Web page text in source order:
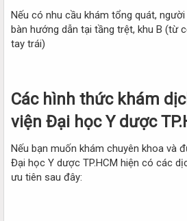
Nếu có nhu cầu khám tổng quát,
bàn hướng dẫn tại tầng trệt, khu B (từ
tay trái)
Các hình thức khám
viện Đại học Y dược
Nếu bạn muốn khám chuyên khoa và
Đại học Y dược TP.HCM hiện có các
ưu tiên sau đây: